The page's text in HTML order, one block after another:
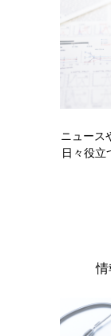
強調
［
ニュース
日々役立
情